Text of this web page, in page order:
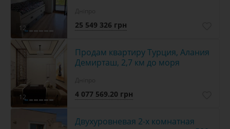
12 25 549 326 грн
12
Продам квартиру Турция, Алания
Демирташ, 2,7 км до моря
4 077 569.20 грн
Двухуровневая 2-х комнатная